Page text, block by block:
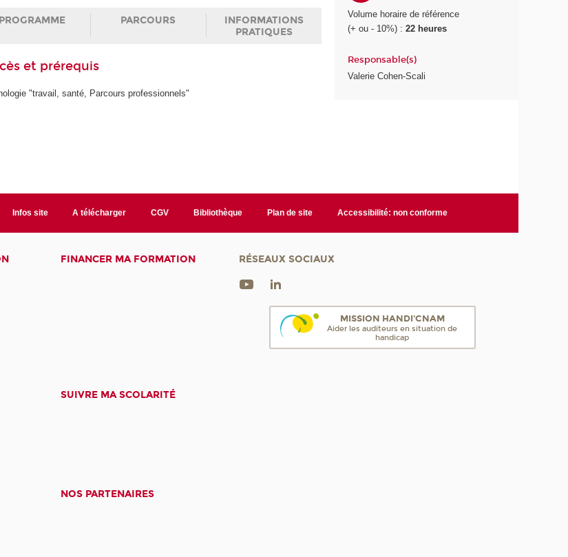
PROGRAMME PARCOURS
INFORMATIONS
PRATIQUES
et prérequis
"travail, santé, Parcours professionnels"
Volume horaire de référence
(+ ou - 10%) :22 heures
Responsable(s)
Valerie Cohen-Scali
Infos site A télécharger CGV Bibliothèque Plan de site Accessibilité: non conforme
FINANCER MA FORMATION
SUIVRE MA SCOLARITÉ
NOS PARTENAIRES
RÉSEAUX SOCIAUX
MISSION HANDI'CNAM
Aider les auditeurs en situation de
handicap